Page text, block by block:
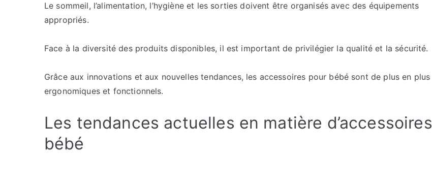
Le sommeil, l’alimentation, l’hygiène et les sorties doivent être organisés avec des équipements
appropriés.
Face à la diversité des produits disponibles, il est important de privilégier la qualité et la sécurité.
Grâce aux innovations et aux nouvelles tendances, les accessoires pour bébé sont de plus en plus
ergonomiques et fonctionnels.
Les tendances actuelles en matière d’accessoires
bébé